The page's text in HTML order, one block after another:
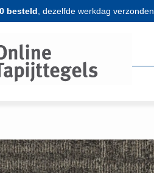
besteld , dezelfde werkdag verzonden